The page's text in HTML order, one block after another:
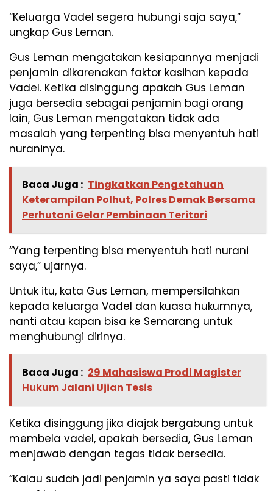
“Keluarga Vadel segera hubungi saja saya,”
ungkap Gus Leman.
Gus Leman mengatakan kesiapannya menjadi
penjamin dikarenakan faktor kasihan kepada
Vadel. Ketika disinggung apakah Gus Leman
juga bersedia sebagai penjamin bagi orang
lain, Gus Leman mengatakan tidak ada
masalah yang terpenting bisa menyentuh hati
nuraninya.
Baca Juga : Tingkatkan Pengetahuan
Keterampilan Polhut, Polres Demak Bersama
Perhutani Gelar Pembinaan Teritori
“Yang terpenting bisa menyentuh hati nurani
saya,” ujarnya.
Untuk itu, kata Gus Leman, mempersilahkan
kepada keluarga Vadel dan kuasa hukumnya,
nanti atau kapan bisa ke Semarang untuk
menghubungi dirinya.
Baca Juga : 29 Mahasiswa Prodi Magister
Hukum Jalani Ujian Tesis
Ketika disinggung jika diajak bergabung untuk
membela vadel, apakah bersedia, Gus Leman
menjawab dengan tegas tidak bersedia.
“Kalau sudah jadi penjamin ya saya pasti tidak